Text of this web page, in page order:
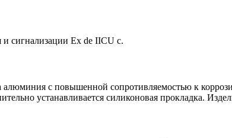
сигнализации Ex de IICU с.
алюминия с повышенной сопротивляемостью к
устанавливается силиконовая прокладка.